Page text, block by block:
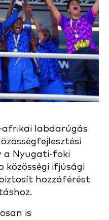
afrikai labdarúgás
a Nyugati-foki
közösségi ifjúsági
hozzáférést
is